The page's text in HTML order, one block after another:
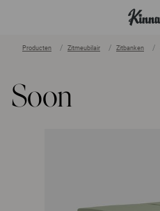
Producten Zitmeubilair Zitbanken
Soon